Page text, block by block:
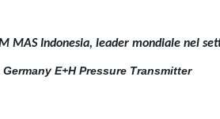
MAS Indonesia, leader mondiale nel